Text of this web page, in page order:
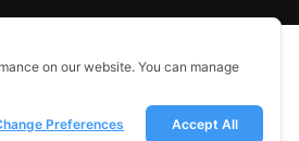
on our website. You can manage
Accept All
Preferences